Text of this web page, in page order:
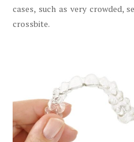
cases, such as very crowded,
crossbite.